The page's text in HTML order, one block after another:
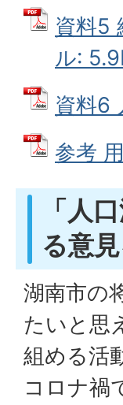
資料5
ル:
資料6
参考
「人
る意
湖南市の
たいと思
組める活
コロナ禍